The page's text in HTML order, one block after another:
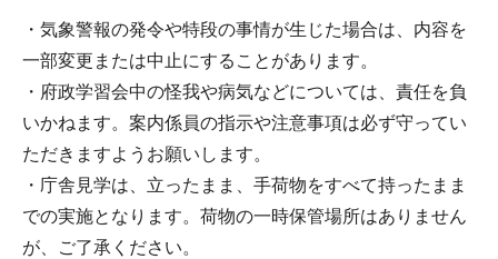
・気象警報の発令や特段の事情が生じた場合は、内容を
一部変更または中止にすることがあります。
・府政学習会中の怪我や病気などについては、責任を負
いかねます。案内係員の指示や注意事項は必ず守ってい
ただきますようお願いします。
・庁舎見学は、立ったまま、手荷物をすべて持ったまま
での実施となります。荷物の一時保管場所はありません
が、ご了承ください。